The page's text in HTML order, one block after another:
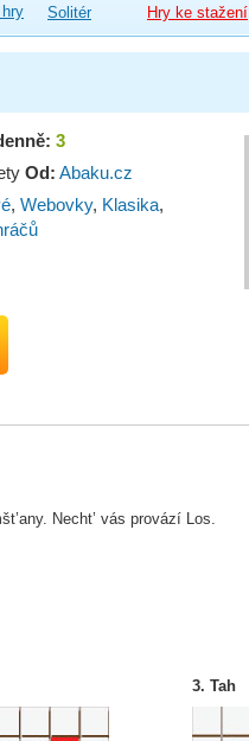
Solitér Hry ke stažení
3
Od: Abaku.cz
, Webovky, Klasika,
Necht’ vás provází Los.
3. Tah